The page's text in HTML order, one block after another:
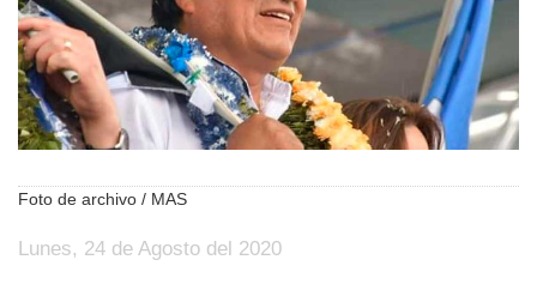
Foto de archivo / MAS
Lunes, 24 de Agosto del 2020